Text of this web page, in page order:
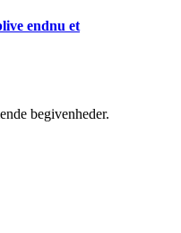
endnu et
begivenheder.